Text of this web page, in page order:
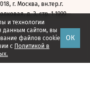
и технологии
данным сайтом, вы
файлов cookie
с Политикой в
ОК
г. Москва, вн.тер.г.
д. 3, стр. 1 1999—